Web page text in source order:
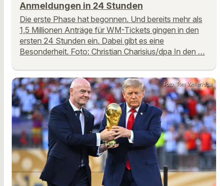
Anmeldungen in 24 Stunden
Die erste Phase hat begonnen. Und bereits mehr als
1,5 Millionen Anträge für WM-Tickets gingen in den
ersten 24 Stunden ein. Dabei gibt es eine
Besonderheit. Foto: Christian Charisius/dpa In den …
Foto: Tom Weller/dpa